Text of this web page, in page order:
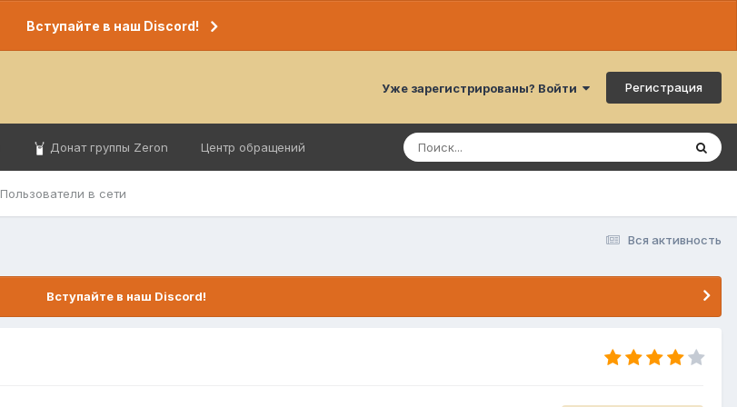
Вступайте в наш Discord!
Уже зарегистрированы? Войти Регистрация
Пользователи в сети
Донат группы Zeron Центр обращений
Вся активность
Вступайте в наш Discord!